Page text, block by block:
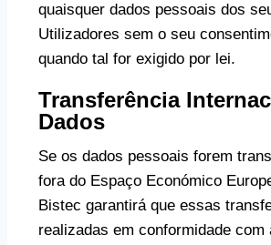
quaisquer dados pessoais dos
Utilizadores sem o seu
quando tal for exigido por lei.
Transferência
Dados
Se os dados pessoais forem
fora do Espaço Económico
Bistec garantirá que essas
realizadas em conformidade com